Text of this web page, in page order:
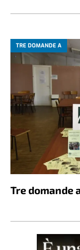
TRE DOMANDE A
Tre domande